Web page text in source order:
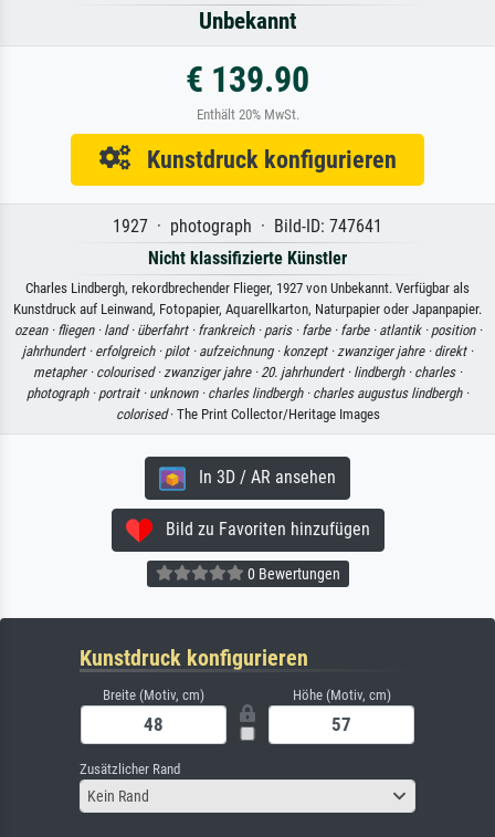
Unbekannt
€ 139.90
Enthält 20% MwSt.
Kunstdruck konfigurieren
1927 · photograph · Bild-ID: 747641
Nicht klassifizierte Künstler
Charles Lindbergh, rekordbrechender Flieger, 1927 von Unbekannt. Verfügbar als
Kunstdruck auf Leinwand, Fotopapier, Aquarellkarton, Naturpapier oder Japanpapier.
ozean · fliegen · land · überfahrt · frankreich · paris · farbe · farbe · atlantik · position ·
jahrhundert · erfolgreich · pilot · aufzeichnung · konzept ·zwanziger jahre · direkt ·
metapher · colourised ·zwanziger jahre ·20. jahrhundert · lindbergh · charles ·
photograph · portrait · unknown · charles lindbergh · charles augustus lindbergh ·
colorised· The Print Collector/Heritage Images
In 3D / AR ansehen
Bild zu Favoriten hinzufügen
0 Bewertungen
Kunstdruck konfigurieren
Breite (Motiv, cm) Höhe (Motiv, cm)
Zusätzlicher Rand
Kein Rand